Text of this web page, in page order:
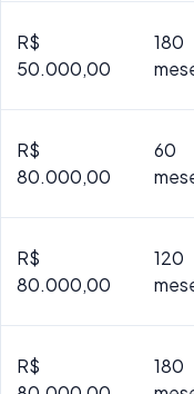
R$
50.000,00
180
R$
80.000,00
60
R$
80.000,00
120
R$
180